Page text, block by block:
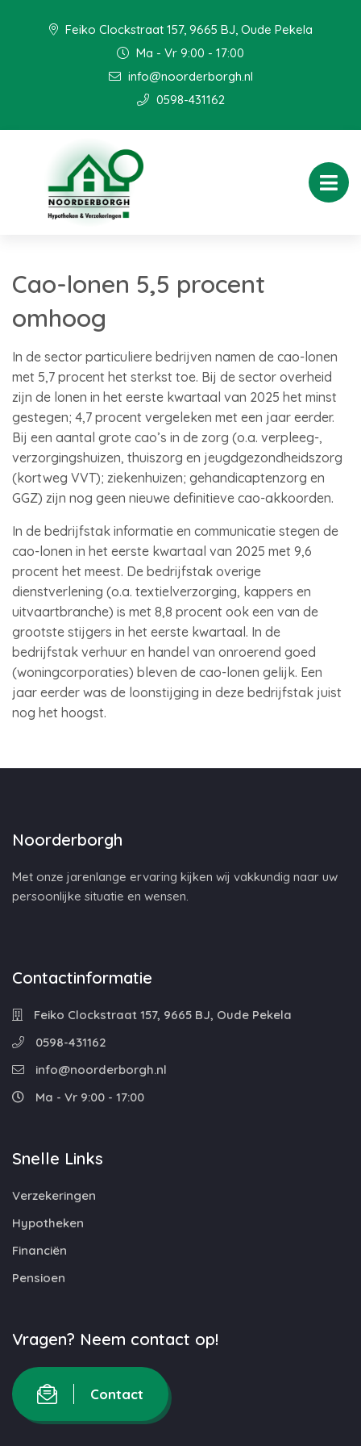
Feiko Clockstraat 157, 9665 BJ, Oude Pekela
Ma - Vr 9:00 - 17:00
info@noorderborgh.nl
0598-431162
Cao-lonen 5,5 procent
omhoog
In de sector particuliere bedrijven namen de cao-lonen
met 5,7 procent het sterkst toe. Bij de sector overheid
zijn de lonen in het eerste kwartaal van 2025 het minst
gestegen; 4,7 procent vergeleken met een jaar eerder.
Bij een aantal grote cao’s in de zorg (o.a. verpleeg-,
verzorgingshuizen, thuiszorg en jeugdgezondheidszorg
(kortweg VVT); ziekenhuizen; gehandicaptenzorg en
GGZ) zijn nog geen nieuwe definitieve cao-akkoorden.
In de bedrijfstak informatie en communicatie stegen de
cao-lonen in het eerste kwartaal van 2025 met 9,6
procent het meest. De bedrijfstak overige
dienstverlening (o.a. textielverzorging, kappers en
uitvaartbranche) is met 8,8 procent ook een van de
grootste stijgers in het eerste kwartaal. In de
bedrijfstak verhuur en handel van onroerend goed
(woningcorporaties) bleven de cao-lonen gelijk. Een
jaar eerder was de loonstijging in deze bedrijfstak juist
nog het hoogst.
Noorderborgh
Met onze jarenlange ervaring kijken wij vakkundig naar uw
persoonlijke situatie en wensen.
Contactinformatie
Feiko Clockstraat 157, 9665 BJ, Oude Pekela
0598-431162
info@noorderborgh.nl
Ma - Vr 9:00 - 17:00
Snelle Links
Verzekeringen
Hypotheken
Financiën
Pensioen
Vragen? Neem contact op!
Contact